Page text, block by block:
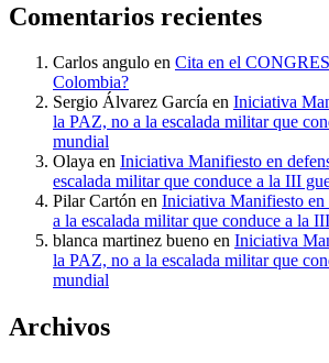
Comentarios recientes
Carlos angulo en Cita en el
Colombia?
Sergio Álvarez García en Iniciativa
la PAZ, no a la escalada militar que
mundial
Olaya en Iniciativa Manifiesto en
escalada militar que conduce a la III
Pilar Cartón en Iniciativa Manifiesto en
a la escalada militar que conduce a la
blanca martinez bueno en Iniciativa
la PAZ, no a la escalada militar que
mundial
Archivos